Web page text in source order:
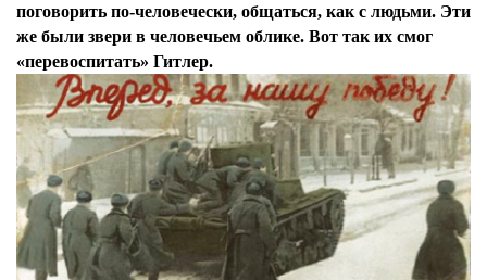
поговорить по-человечески, общаться, как с людьми. Эти
же были звери в человечьем облике. Вот так их смог
«перевоспитать» Гитлер.